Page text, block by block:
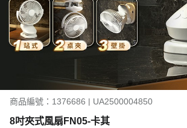
商品編號：1376686 | UA2500004850
8吋夾式風扇FN05-卡其